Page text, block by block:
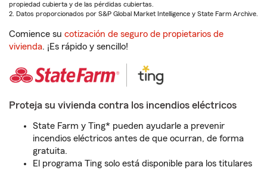
propiedad cubierta y de las pérdidas cubiertas.
2. Datos proporcionados por S&P Global Market Intelligence y State Farm Archive.
Comience su cotización de seguro de propietarios de
vivienda. ¡Es rápido y sencillo!
Proteja su vivienda contra los incendios eléctricos
State Farm y Ting* pueden ayudarle a prevenir
incendios eléctricos antes de que ocurran, de forma
gratuita.
El programa Ting solo está disponible para los titulares